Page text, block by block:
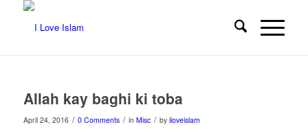
Allah kay baghi ki toba
April 24, 2016 / 0 Comments / in Misc / by iloveislam